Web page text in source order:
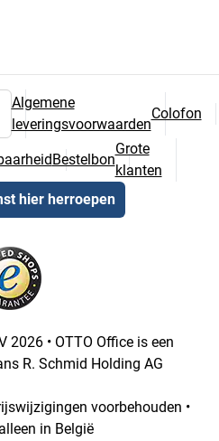
Algemene
leveringsvoorwaarden
Colofon
Bestelbon
Grote
klanten
hier herroepen
2026 • OTTO Office is een
R. Schmid Holding AG
voorbehouden •
in België